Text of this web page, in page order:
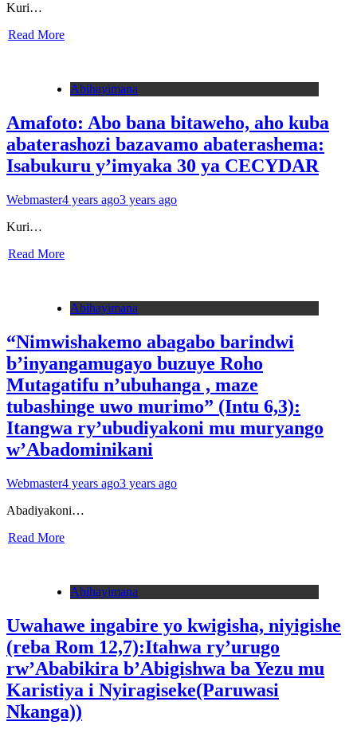
Kuri…
Read More
Abihayimana
Amafoto: Abo bana bitaweho, aho kuba
abaterashozi bazavamo abaterashema:
Isabukuru y’imyaka 30 ya CECYDAR
Webmaster4 years ago3 years ago
Kuri…
Read More
Abihayimana
“Nimwishakemo abagabo barindwi
b’inyangamugayo buzuye Roho
Mutagatifu n’ubuhanga , maze
tubashinge uwo murimo” (Intu 6,3):
Itangwa ry’ubudiyakoni mu muryango
w’Abadominikani
Webmaster4 years ago3 years ago
Abadiyakoni…
Read More
Abihayimana
Uwahawe ingabire yo kwigisha, niyigishe
(reba Rom 12,7):Itahwa ry’urugo
rw’Ababikira b’Abigishwa ba Yezu mu
Karistiya i Nyiragiseke(Paruwasi
Nkanga))